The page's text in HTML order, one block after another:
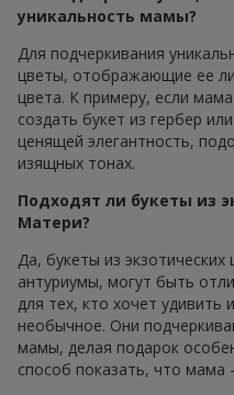
уникальность мамы?
Для подчеркивания
цветы, отображающие ее
цвета. К примеру, если
создать букет из гербер
ценящей элегантность,
изящных тонах.
Подходят ли букеты из
Матери?
Да, букеты из
антуриумы, могут быть
для тех, кто хочет удивить
необычное. Они
мамы, делая подарок
способ показать, что мама